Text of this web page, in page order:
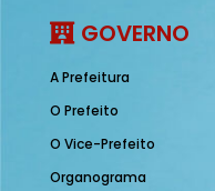
GOVERNO
A Prefeitura
O Prefeito
O Vice-Prefeito
Organograma